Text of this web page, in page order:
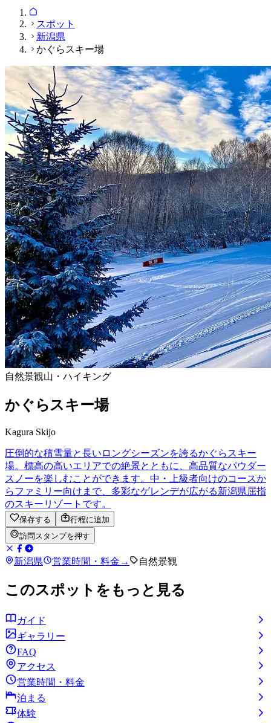
スポット
新潟県
かぐらスキー場
自然景観山・ハイキング
かぐらスキー場
Kagura Skijo
圧倒的な積雪量と長いロングシーズンを誇るかぐらスキー
場。標高の高いエリアでの絶景とともに、高品質なパウダー
スノーを楽しむことができます。中・上級者向けのコースか
らファミリー向けまで、多彩なゲレンデが広がる新潟県屈指
のスキーリゾートです。
保存する
行程に追加
訪問スタンプを押す
新潟県 営業時間・料金 → 自然景観
このスポットをもっと見る
ガイド
ギャラリー
FAQ
アクセス
営業時間・料金
泊まる
体験